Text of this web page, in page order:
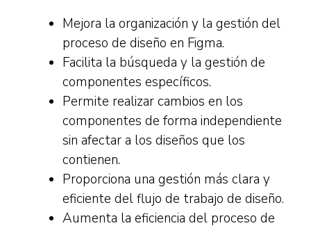
Mejora la organización y la gestión del
proceso de diseño en Figma.
Facilita la búsqueda y la gestión de
componentes específicos.
Permite realizar cambios en los
componentes de forma independiente
sin afectar a los diseños que los
contienen.
Proporciona una gestión más clara y
eficiente del flujo de trabajo de diseño.
Aumenta la eficiencia del proceso de